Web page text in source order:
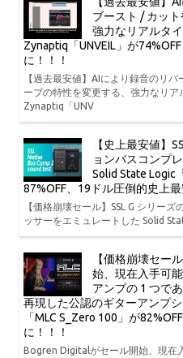
ブースト / カッ
強力なリアルタ
Zynaptiq「UNVEIL」が
に！！！
【過去最安値】AIにより録音のリ
ーブの特性を変更する、強力なリ
Zynaptiq「UNV
【史上最安値】
ョンバスコンプ
Solid State Logic
87%OFF、19ドル圧倒的史上最
【価格崩壊セール】SSL G シリー
ッサーをエミュレートした Solid
【価格崩壊セー
始、現在入手可
アンプの 1 つで
再現した公認のギターアンプ
「MLC S_Zero 100」が
に！！！
Bogren Digitalがセール開始、現在